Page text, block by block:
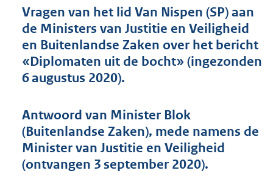
n
d
s
g
r
t
e
:
4
5
Vragen van het lid Van Nispen (SP) aan
de Ministers van Justitie en Veiligheid
en Buitenlandse Zaken over het bericht
«Diplomaten uit de bocht» (ingezonden
6 augustus 2020).
Antwoord van Minister Blok
(Buitenlandse Zaken), mede namens de
Minister van Justitie en Veiligheid
(ontvangen 3 september 2020).